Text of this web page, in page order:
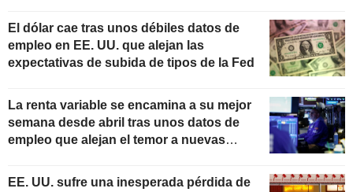
El dólar cae tras unos débiles datos de
empleo en EE. UU. que alejan las
expectativas de subida de tipos de la Fed
La renta variable se encamina a su mejor
semana desde abril tras unos datos de
empleo que alejan el temor a nuevas
EE. UU. sufre una inesperada pérdida de